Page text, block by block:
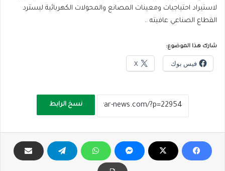
لاستيراد احتياجيات ومعينات المصانع والمحولات الكهربائية ليسترد
القطاع الصناعي عافيته ..
شارك هذا الموضوع:
فيس بوك X
نسخ الرابط